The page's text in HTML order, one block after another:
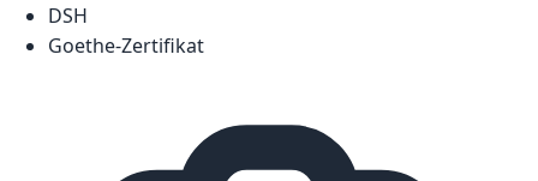
DSH
Goethe-Zertifikat